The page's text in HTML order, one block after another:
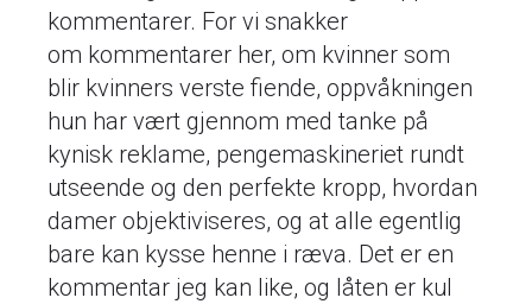
kommentarer. For vi snakker
om kommentarer her, om kvinner som
blir kvinners verste fiende, oppvåkningen
hun har vært gjennom med tanke på
kynisk reklame, pengemaskineriet rundt
utseende og den perfekte kropp, hvordan
damer objektiviseres, og at alle egentlig
bare kan kysse henne i ræva. Det er en
kommentar jeg kan like, og låten er kul